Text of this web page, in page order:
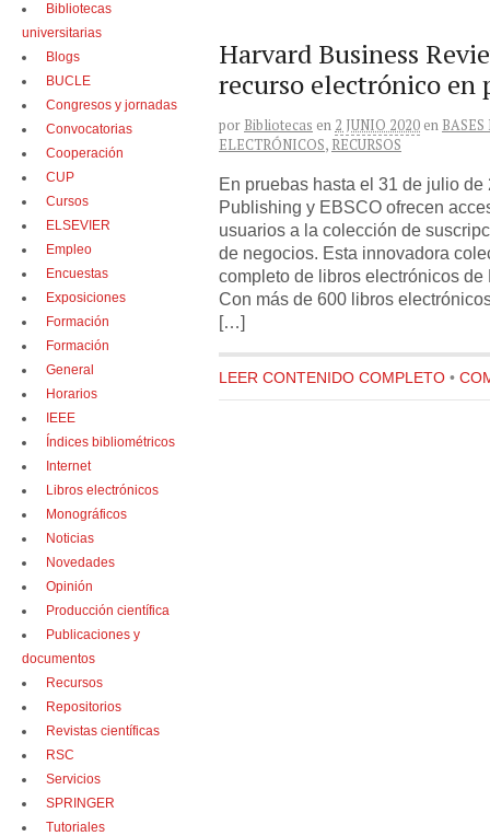
Harvard Business
recurso electrónico en
por Bibliotecas en 2 JUNIO 2020 en
ELECTRÓNICOS, RECURSOS
En pruebas hasta el 31 de julio
Publishing y EBSCO ofrecen
usuarios a la colección de
de negocios. Esta innovadora
completo de libros electrónicos
Con más de 600 libros
[…]
LEER CONTENIDO COMPLETO •
Bibliotecas
universitarias
Blogs
BUCLE
Congresos y jornadas
Convocatorias
Cooperación
CUP
Cursos
ELSEVIER
Empleo
Encuestas
Exposiciones
Formación
Formación
General
Horarios
IEEE
Índices bibliométricos
Internet
Libros electrónicos
Monográficos
Noticias
Novedades
Opinión
Producción científica
Publicaciones y
documentos
Recursos
Repositorios
Revistas científicas
RSC
Servicios
SPRINGER
Tutoriales